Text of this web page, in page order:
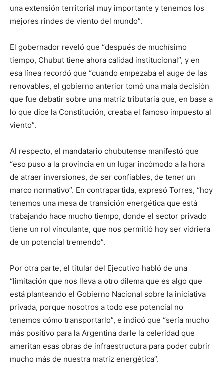
una extensión territorial muy importante y tenemos los
mejores rindes de viento del mundo”.
El gobernador reveló que “después de muchísimo
tiempo, Chubut tiene ahora calidad institucional”, y en
esa línea recordó que “cuando empezaba el auge de las
renovables, el gobierno anterior tomó una mala decisión
que fue debatir sobre una matriz tributaria que, en base a
lo que dice la Constitución, creaba el famoso impuesto al
viento”.
Al respecto, el mandatario chubutense manifestó que
“eso puso a la provincia en un lugar incómodo a la hora
de atraer inversiones, de ser confiables, de tener un
marco normativo”. En contrapartida, expresó Torres, “hoy
tenemos una mesa de transición energética que está
trabajando hace mucho tiempo, donde el sector privado
tiene un rol vinculante, que nos permitió hoy ser vidriera
de un potencial tremendo”.
Por otra parte, el titular del Ejecutivo habló de una
“limitación que nos lleva a otro dilema que es algo que
está planteando el Gobierno Nacional sobre la iniciativa
privada, porque nosotros a todo ese potencial no
tenemos cómo transportarlo”, e indicó que “sería mucho
más positivo para la Argentina darle la celeridad que
ameritan esas obras de infraestructura para poder cubrir
mucho más de nuestra matriz energética”.